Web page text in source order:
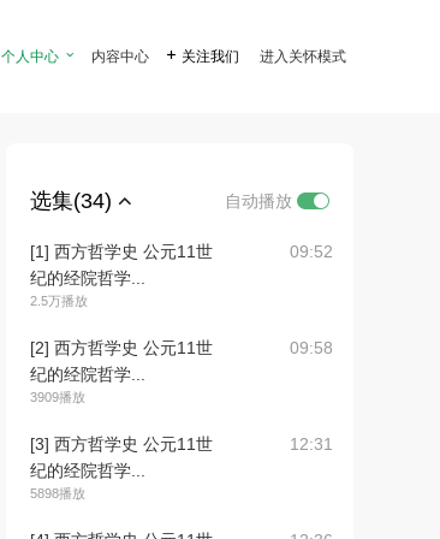
个人中心  内容中心  关注我们 进入关怀模式
选集(34) 自动播放
[1] 西方哲学史 公元11世
纪的经院哲学...
2.5万播放
09:52
[2] 西方哲学史 公元11世
纪的经院哲学...
3909播放
09:58
[3] 西方哲学史 公元11世
纪的经院哲学...
5898播放
12:31